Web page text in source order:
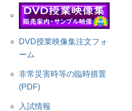
DVD授業映像集注文フォ
ーム
非常災害時等の臨時措置
(PDF)
入試情報